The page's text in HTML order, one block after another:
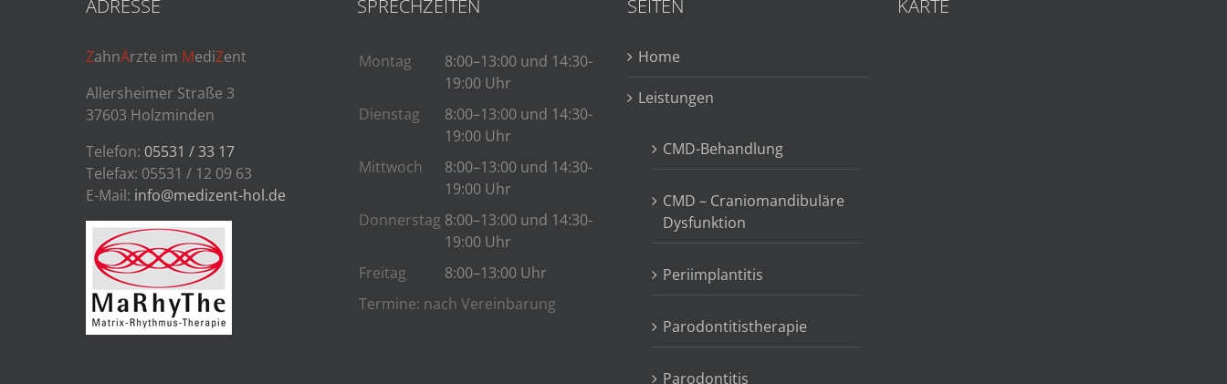
ADRESSE
ZahnÄrzte im MediZent
Allersheimer Straße 3
37603 Holzminden
Telefon: 05531 / 33 17
Telefax: 05531 / 12 09 63
E-Mail: info@medizent-hol.de
SPRECHZEITEN
Montag
8:00–13:00 und 14:30-
19:00 Uhr
Dienstag
8:00–13:00 und 14:30-
19:00 Uhr
Mittwoch
8:00–13:00 und 14:30-
19:00 Uhr
Donnerstag 8:00–13:00 und 14:30-
19:00 Uhr
Freitag
8:00–13:00 Uhr
Termine: nach Vereinbarung
SEITEN
Home
Leistungen
CMD-Behandlung
CMD – Craniomandibuläre
Dysfunktion
Periimplantitis
Parodontitistherapie
Parodontitis
KARTE